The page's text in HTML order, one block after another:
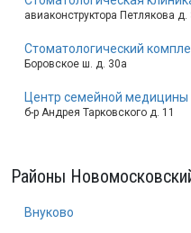
авиаконструктора Петлякова д.
Стоматологический
Боровское ш. д. 30а
Центр семейной медицины
б-р Андрея Тарковского д. 11
Районы
Внуково